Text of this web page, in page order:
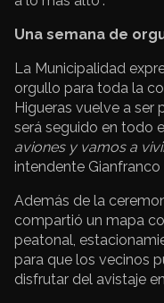
Una semana de
La Municipalidad
orgullo para toda la
Higueras vuelve a ser
será seguido en todo
aviones y vamos a
intendente Gianfranco
Además de la
compartió un mapa
peatonal,
para que los vecinos
disfrutar del avistaje